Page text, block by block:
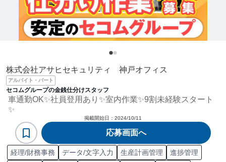
株式会社アサヒセキュリティ 神戸オフィス
アルバイト・パート
セコムグループの金銭仕分けスタッフ
車通勤OK✨社員登用あり✨室内作業✨9割未経験スタート
✨
掲載開始日： 2024/10/11
応募画面へ
経理/財務事務 データ/文字入力 生産計画管理
進捗管理